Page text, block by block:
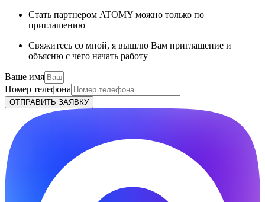
Стать партнером ATOMY можно только по
приглашению
Свяжитесь со мной, я вышлю Вам приглашение и
объясню с чего начать работу
Ваше имя
Номер телефона
ОТПРАВИТЬ ЗАЯВКУ